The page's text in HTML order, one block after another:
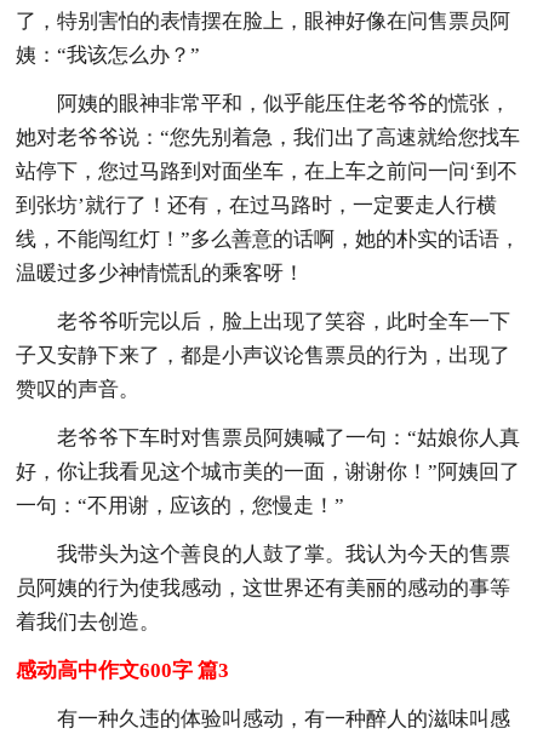
了，特别害怕的表情摆在脸上，眼神好像在问售票员阿
姨：“我该怎么办？”
阿姨的眼神非常平和，似乎能压住老爷爷的慌张，
她对老爷爷说：“您先别着急，我们出了高速就给您找车
站停下，您过马路到对面坐车，在上车之前问一问‘到不
到张坊’就行了！还有，在过马路时，一定要走人行横
线，不能闯红灯！”多么善意的话啊，她的朴实的话语，
温暖过多少神情慌乱的乘客呀！
老爷爷听完以后，脸上出现了笑容，此时全车一下
子又安静下来了，都是小声议论售票员的行为，出现了
赞叹的声音。
老爷爷下车时对售票员阿姨喊了一句：“姑娘你人真
好，你让我看见这个城市美的一面，谢谢你！”阿姨回了
一句：“不用谢，应该的，您慢走！”
我带头为这个善良的人鼓了掌。我认为今天的售票
员阿姨的行为使我感动，这世界还有美丽的感动的事等
着我们去创造。
感动高中作文600字 篇3
有一种久违的体验叫感动，有一种醉人的滋味叫感